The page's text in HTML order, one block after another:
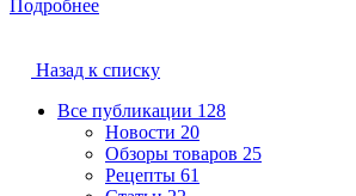
Подробнее
Назад к списку
Все публикации 128
Новости 20
Обзоры товаров 25
Рецепты 61